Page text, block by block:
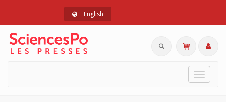
English
Toggle